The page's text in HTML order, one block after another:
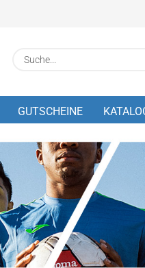
GUTSCHEINE